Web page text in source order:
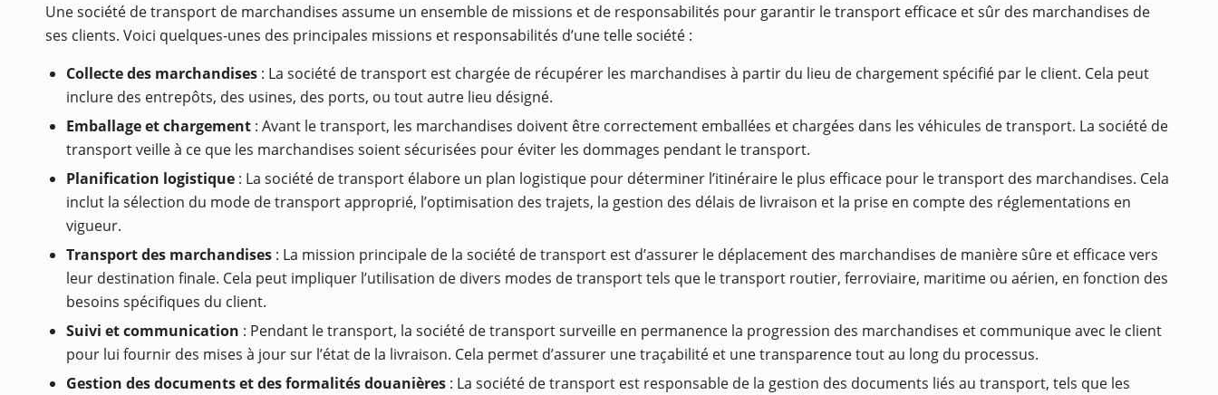
Une société de transport de marchandises assume un ensemble de missions et de responsabilités pour garantir le transport efficace et sûr des marchandises de
ses clients. Voici quelques-unes des principales missions et responsabilités d’une telle société :
Collecte des marchandises : La société de transport est chargée de récupérer les marchandises à partir du lieu de chargement spécifié par le client. Cela peut
inclure des entrepôts, des usines, des ports, ou tout autre lieu désigné.
Emballage et chargement : Avant le transport, les marchandises doivent être correctement emballées et chargées dans les véhicules de transport. La société de
transport veille à ce que les marchandises soient sécurisées pour éviter les dommages pendant le transport.
Planification logistique : La société de transport élabore un plan logistique pour déterminer l’itinéraire le plus efficace pour le transport des marchandises. Cela
inclut la sélection du mode de transport approprié, l’optimisation des trajets, la gestion des délais de livraison et la prise en compte des réglementations en
vigueur.
Transport des marchandises : La mission principale de la société de transport est d’assurer le déplacement des marchandises de manière sûre et efficace vers
leur destination finale. Cela peut impliquer l’utilisation de divers modes de transport tels que le transport routier, ferroviaire, maritime ou aérien, en fonction des
besoins spécifiques du client.
Suivi et communication : Pendant le transport, la société de transport surveille en permanence la progression des marchandises et communique avec le client
pour lui fournir des mises à jour sur l’état de la livraison. Cela permet d’assurer une traçabilité et une transparence tout au long du processus.
Gestion des documents et des formalités douanières : La société de transport est responsable de la gestion des documents liés au transport, tels que les